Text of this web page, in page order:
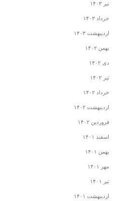
تیر ۱۴۰۳
خرداد ۱۴۰۳
اردیبهشت ۱۴۰۳
بهمن ۱۴۰۲
دی ۱۴۰۲
تیر ۱۴۰۲
خرداد ۱۴۰۲
اردیبهشت ۱۴۰۲
فروردین ۱۴۰۲
اسفند ۱۴۰۱
بهمن ۱۴۰۱
مهر ۱۴۰۱
تیر ۱۴۰۱
اردیبهشت ۱۴۰۱